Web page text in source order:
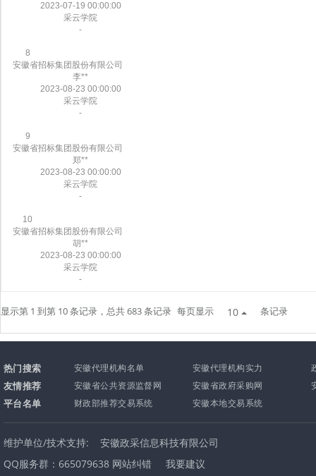
2023-07-19 00:00:00
采云学院
-
8
安徽省招标集团股份有限公司
李**
2023-08-23 00:00:00
采云学院
-
9
安徽省招标集团股份有限公司
郑**
2023-08-23 00:00:00
采云学院
-
10
安徽省招标集团股份有限公司
胡**
2023-08-23 00:00:00
采云学院
-
显示第 1 到第 10 条记录，总共 683 条记录 每页显示 10 条记录
热门搜索 安徽代理机构名单 安徽代理机构实力
友情推荐 安徽省公共资源监督网 安徽省政府采购网
平台名单 财政部推荐交易系统 安徽本地交易系统
维护单位/技术支持: 安徽政采信息科技有限公司
QQ服务群：665079638 网站纠错
我要建议